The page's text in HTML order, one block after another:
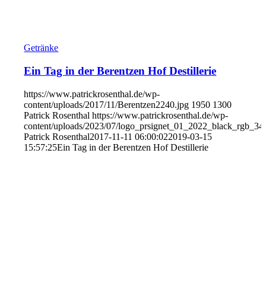
Getränke
Ein Tag in der Berentzen Hof Destillerie
https://www.patrickrosenthal.de/wp-
content/uploads/2017/11/Berentzen2240.jpg 1950 1300
Patrick Rosenthal https://www.patrickrosenthal.de/wp-
content/uploads/2023/07/
Patrick Rosenthal2017-11-11 06:00:022019-03-15
15:57:25Ein Tag in der Berentzen Hof Destillerie